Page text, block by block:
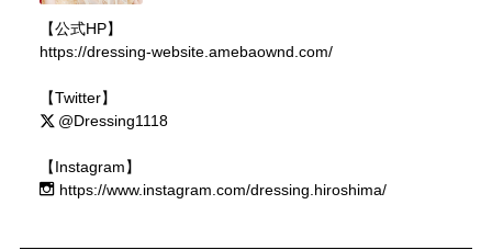
【公式HP】
https://dressing-website.amebaownd.com/
【Twitter】
@Dressing1118
【Instagram】
https://www.instagram.com/dressing.hiroshima/